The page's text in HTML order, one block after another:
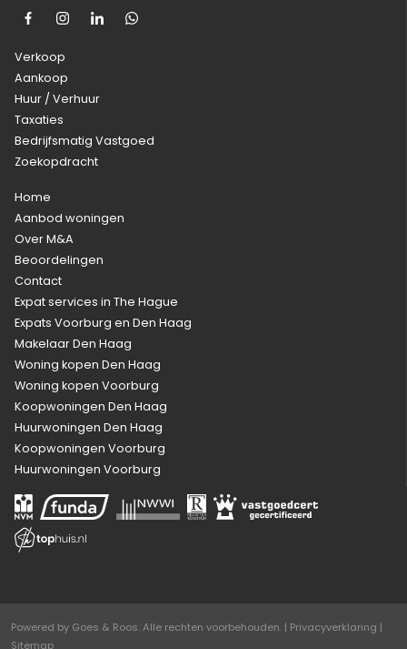
Verkoop
Aankoop
Huur / Verhuur
Taxaties
Bedrijfsmatig Vastgoed
Zoekopdracht
Home
Aanbod woningen
Over M&A
Beoordelingen
Contact
Expat services in The Hague
Expats Voorburg en Den Haag
Makelaar Den Haag
Woning kopen Den Haag
Woning kopen Voorburg
Koopwoningen Den Haag
Huurwoningen Den Haag
Koopwoningen Voorburg
Huurwoningen Voorburg
Powered by Goes & Roos.Alle rechten voorbehouden. | Privacyverklaring |
Sitemap